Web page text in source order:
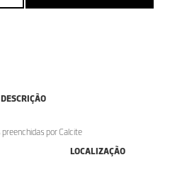
DESCRIÇÃO
por Calcite
LOCALIZAÇÃO